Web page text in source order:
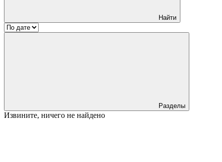
Найти
Разделы
Извините, ничего не найдено